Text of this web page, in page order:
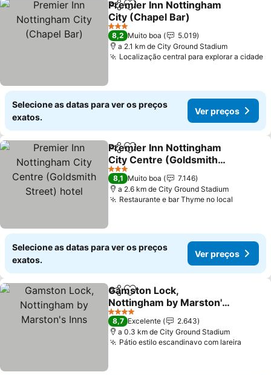
PartilharAdicionar aos favoritos
Premier Inn Nottingham
City (Chapel Bar)
3 Estrelas
8,2 Muito boa
5.019
a 2.1 km de City Ground Stadium
Localização central para explorar a cidade
Selecione as datas para ver os preços
exatos.
Ver preços
PartilharAdicionar aos favoritos
Premier Inn Nottingham
City Centre (Goldsmith
Street) hotel
3 Estrelas
8,1 Muito boa
7.146
a 2.6 km de City Ground Stadium
Restaurante e bar Thyme no local
Selecione as datas para ver os preços
exatos.
Ver preços
PartilharAdicionar aos favoritos
Gamston Lock,
Nottingham by Marston's
Inns
4 Estrelas
8,7 Excelente
2.643
a 0.3 km de City Ground Stadium
Pátio estilo escandinavo com lareira